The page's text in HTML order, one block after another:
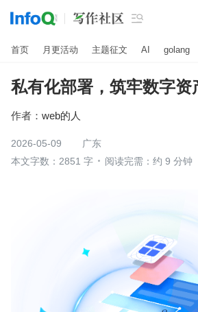

首页 月更活动 主题征文 AI golang
私有化部署，筑牢数字资
作者： web的人
2026-05-09
广东
本文字数：2851 字
阅读完需：约 9 分钟